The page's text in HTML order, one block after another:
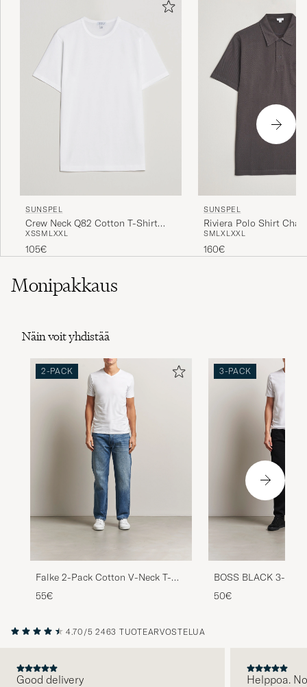
SUNSPEL
Crew Neck Q82 Cotton T-Shirt
White
XSSM L XXL
105€
SUNSPEL
Riviera Polo Shirt
SMLXL XXL
160€
Monipakkaus
Näin voit yhdistää
2-PACK
Falke 2-Pack Cotton V-Neck T-
Shirt White
55€
3-PACK
BOSS BLACK 3-
Shirt White
50€
4.70/5 2463 TUOTEARVOSTELUA
Good delivery Helppoa.